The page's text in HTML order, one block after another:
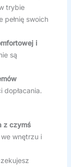
trybie
pełnię swoich
i
są
dopłacania.
z czymś
wnętrzu i